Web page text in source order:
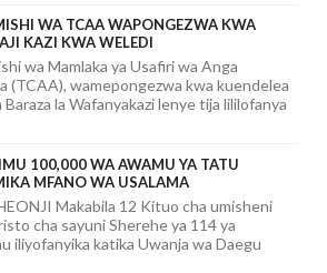
WA TCAA WAPONGEZWA KWA
KAZI KWA WELEDI
wa Mamlaka ya Usafiri wa Anga
(TCAA), wamepongezwa kwa kuendelea
Baraza la Wafanyakazi lenye tija lililofanya
100,000 WA AWAMU YA TATU
MFANO WA USALAMA
Makabila 12 Kituo cha umisheni
cha sayuni Sherehe ya 114 ya
iliyofanyika katika Uwanja wa Daegu